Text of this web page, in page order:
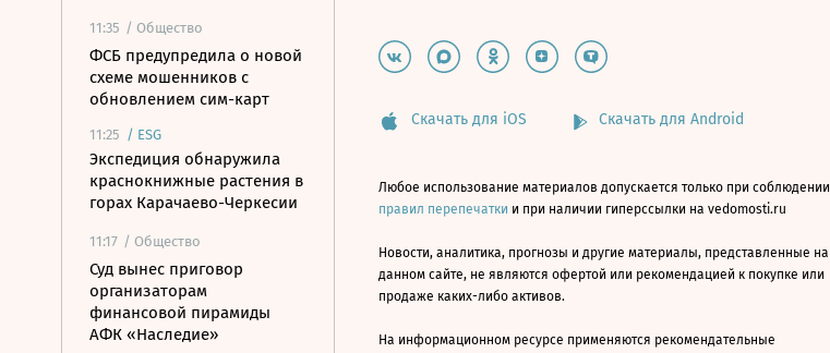
11:35 / Общество
ФСБ предупредила о новой
схеме мошенников с
обновлением сим-карт
11:25 / ESG
Экспедиция обнаружила
краснокнижные растения в
горах Карачаево-Черкесии
11:17 / Общество
Суд вынес приговор
организаторам
финансовой пирамиды
АФК «Наследие»
Скачать для iOS Скачать для Android
Любое использование материалов допускается только при соблюдении
правил перепечатки и при наличии гиперссылки на vedomosti.ru
Новости, аналитика, прогнозы и другие материалы, представленные на
данном сайте, не являются офертой или рекомендацией к покупке или
продаже каких-либо активов.
На информационном ресурсе применяются рекомендательные